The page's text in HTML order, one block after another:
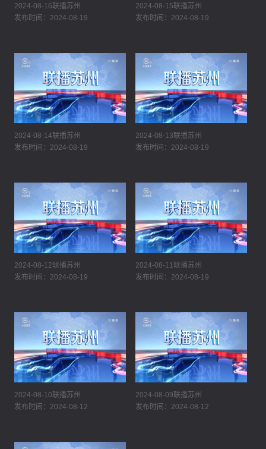
2024-08-16联播苏州
发布时间：2024-08-19
2024-08-15联播苏州
发布时间：2024-08-19
2024-08-14联播苏州
发布时间：2024-08-19
2024-08-13联播苏州
发布时间：2024-08-19
2024-08-12联播苏州
发布时间：2024-08-19
2024-08-11联播苏州
发布时间：2024-08-19
2024-08-10联播苏州
发布时间：2024-08-12
2024-08-09联播苏州
发布时间：2024-08-12